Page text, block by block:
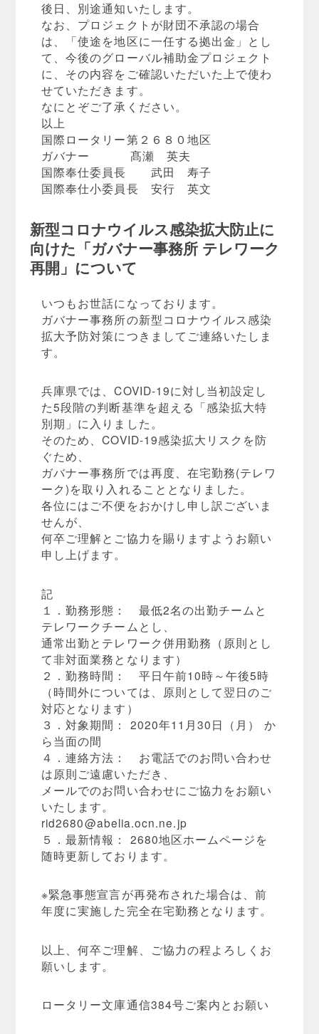
後日、別途通知いたします。
なお、プロジェクトが財団不承認の場合
は、「使途を地区に一任する拠出金」とし
て、今後のグローバル補助金プロジェクト
に、その内容をご確認いただいた上で使わ
せていただきます。
なにとぞご了承ください。
以上
国際ロータリー第２６８０地区
ガバナー 髙瀬 英夫
国際奉仕委員長 武田 寿子
国際奉仕小委員長 安行 英文
新型コロナウイルス感染拡大防止に
向けた「ガバナー事務所 テレワーク
再開」について
いつもお世話になっております。
ガバナー事務所の新型コロナウイルス感染
拡大予防対策につきましてご連絡いたしま
す。
兵庫県では、COVID-19に対し当初設定し
た5段階の判断基準を超える「感染拡大特
別期」に入りました。
そのため、COVID-19感染拡大リスクを防
ぐため、
ガバナー事務所では再度、在宅勤務(テレワ
ーク)を取り入れることとなりました。
各位にはご不便をおかけし申し訳ございま
せんが、
何卒ご理解とご協力を賜りますようお願い
申し上げます。
記
１．勤務形態： 最低2名の出勤チームと
テレワークチームとし、
通常出勤とテレワーク併用勤務（原則とし
て非対面業務となります）
２．勤務時間： 平日午前10時～午後5時
（時間外については、原則として翌日のご
対応となります）
３．対象期間： 2020年11月30日（月） か
ら当面の間
４．連絡方法： お電話でのお問い合わせ
は原則ご遠慮いただき、
メールでのお問い合わせにご協力をお願い
いたします。
rid2680@abelia.ocn.ne.jp
５．最新情報： 2680地区ホームページを
随時更新しております。
※緊急事態宣言が再発布された場合は、前
年度に実施した完全在宅勤務となります。
以上、何卒ご理解、ご協力の程よろしくお
願いします。
ロータリー文庫通信384号ご案内とお願い